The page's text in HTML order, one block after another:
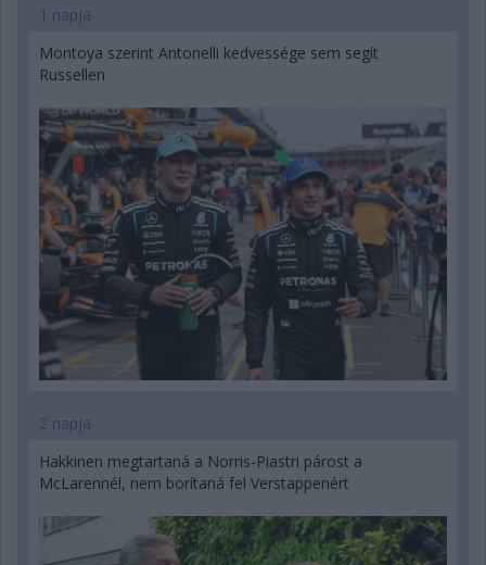
1 napja
Montoya szerint Antonelli kedvessége sem segít
Russellen
2 napja
Hakkinen megtartaná a Norris-Piastri párost a
McLarennél, nem borítaná fel Verstappenért